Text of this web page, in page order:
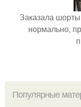
Заказала
нормально,
Популярные